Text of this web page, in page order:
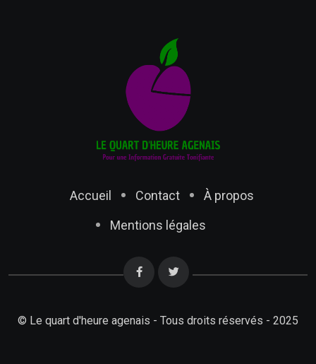
Accueil Contact
À propos
Mentions légales
© Le quart d'heure agenais - Tous droits réservés - 2025